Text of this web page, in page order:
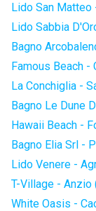
Lido San Matteo
Lido Sabbia
Bagno
Famous Beach -
La Conchiglia -
Bagno Le Dune
Hawaii Beach -
Bagno Elia Srl -
Lido Venere -
T-Village - Anzio
White Oasis -